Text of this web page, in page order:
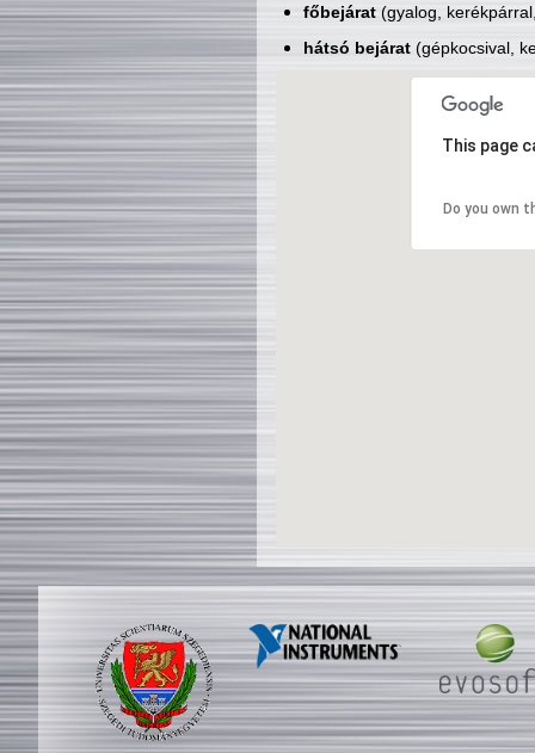
főbejárat(gyalog,
hátsó bejárat(gépkocsival,
This page
Do you own